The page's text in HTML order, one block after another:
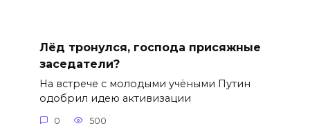
Лёд тронулся, господа присяжные
заседатели?
На встрече с молодыми учёными Путин
одобрил идею активизации
0 500